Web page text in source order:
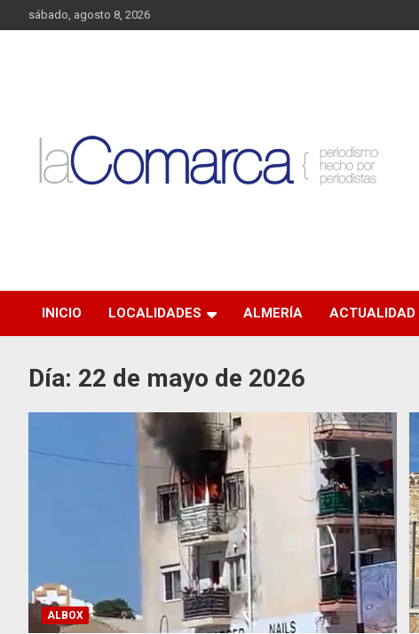
al
sábado, agosto 8, 2026
INICIO LOCALIDADES ALMERÍA ACTUALIDAD
Día: 22 de mayo de 2026
ALBOX